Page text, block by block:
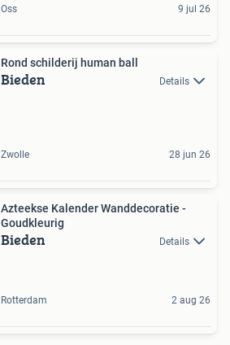
Oss 9 jul 26
Rond schilderij human ball
Bieden Details
Zwolle 28 jun 26
Azteekse Kalender Wanddecoratie -
Goudkleurig
Bieden Details
Rotterdam 2 aug 26